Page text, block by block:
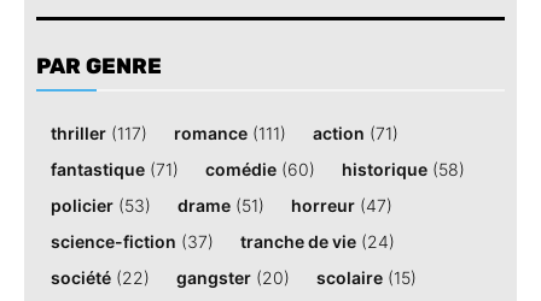
PAR GENRE
thriller (117) romance (111) action (71)
fantastique (71) comédie (60) historique (58)
policier (53) drame (51) horreur (47)
science-fiction (37) tranche de vie (24)
société (22) gangster (20) scolaire (15)